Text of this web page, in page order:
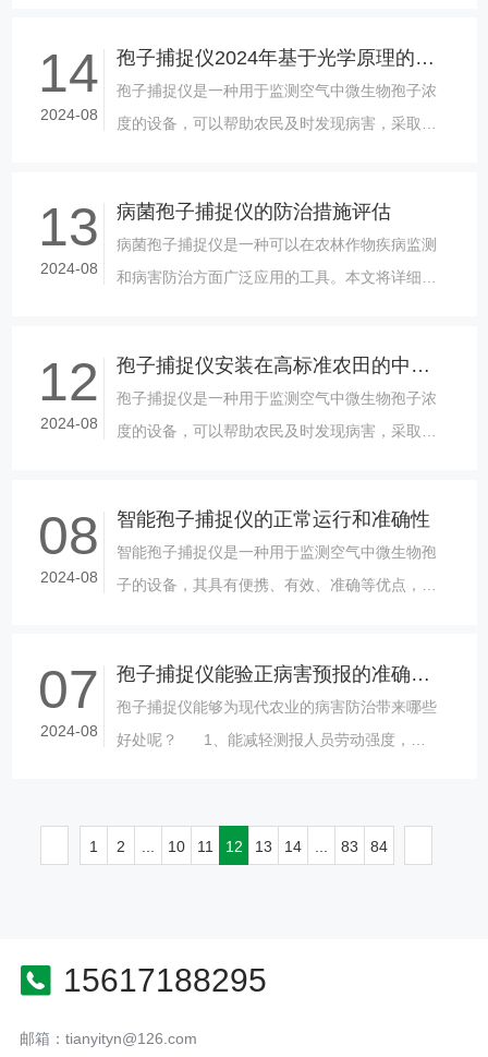
14
2024-08
孢子捕捉仪2024年基于光学原理的设备
孢子捕捉仪是一种用于监测空气中微生物孢子浓
度的设备，可以帮助农民及时发现病害，采取相
13
2024-08
病菌孢子捕捉仪的防治措施评估
病菌孢子捕捉仪是一种可以在农林作物疾病监测
和病害防治方面广泛应用的工具。本文将详细介
12
2024-08
孢子捕捉仪安装在高标准农田的中心位置的好处
孢子捕捉仪是一种用于监测空气中微生物孢子浓
度的设备，可以帮助农民及时发现病害，采取相
08
2024-08
智能孢子捕捉仪的正常运行和准确性
智能孢子捕捉仪是一种用于监测空气中微生物孢
子的设备，其具有便携、有效、准确等优点，已
07
2024-08
孢子捕捉仪能验正病害预报的准确程度
孢子捕捉仪能够为现代农业的病害防治带来哪些
好处呢？ 1、能减轻测报人员劳动强度，提
1 2 ... 10 11 12 13 14 ... 83 84
15617188295
邮箱：tianyityn@126.com